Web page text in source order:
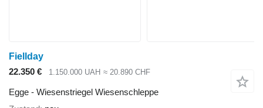
Fiellday
22.350 €
1.150.000 UAH ≈ 20.890 CHF
Egge - Wiesenstriegel Wiesenschleppe